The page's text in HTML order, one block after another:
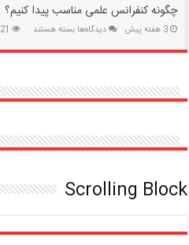
در
شفاهی
مقالات
چگونه کنفرانس علمی مناسب پیدا کنیم؟
3 هفته پیش دیدگاه‌هابرای
کنفرانس
پیدا
بسته هستند 21
Scrolling Block